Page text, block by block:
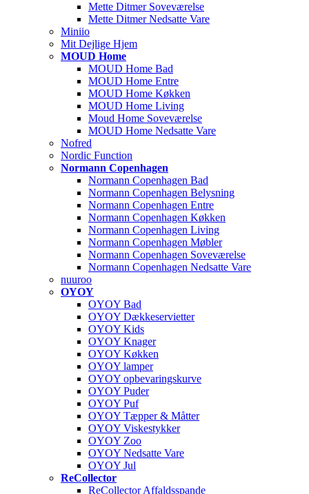
Mette Ditmer Soveværelse
Mette Ditmer Nedsatte Vare
Miniio
Mit Dejlige Hjem
MOUD Home
MOUD Home Bad
MOUD Home Entre
MOUD Home Køkken
MOUD Home Living
Moud Home Soveværelse
MOUD Home Nedsatte Vare
Nofred
Nordic Function
Normann Copenhagen
Normann Copenhagen Bad
Normann Copenhagen Belysning
Normann Copenhagen Entre
Normann Copenhagen Køkken
Normann Copenhagen Living
Normann Copenhagen Møbler
Normann Copenhagen Soveværelse
Normann Copenhagen Nedsatte Vare
nuuroo
OYOY
OYOY Bad
OYOY Dækkeservietter
OYOY Kids
OYOY Knager
OYOY Køkken
OYOY lamper
OYOY opbevaringskurve
OYOY Puder
OYOY Puf
OYOY Tæpper & Måtter
OYOY Viskestykker
OYOY Zoo
OYOY Nedsatte Vare
OYOY Jul
ReCollector
ReCollector Affaldsspande